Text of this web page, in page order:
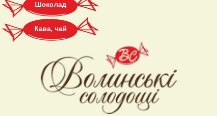
Шоколад
Кава, чай